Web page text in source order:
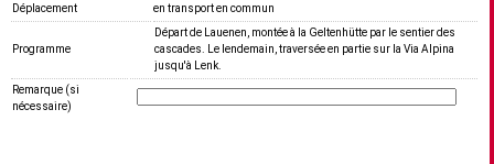
Déplacement
en transport en commun
Programme
Départ de Lauenen, montée à la Geltenhütte par le sentier des
cascades. Le lendemain, traversée en partie sur la Via Alpina
jusqu'à Lenk.
Remarque (si
nécessaire)